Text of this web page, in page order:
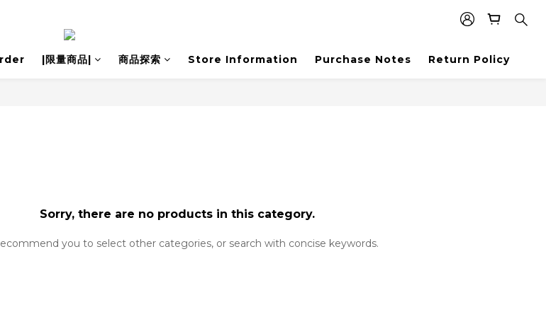
|限量商品| 商品探索 Store Information Purchase Notes Return Policy
Sorry, there are no products in this category.
you to select other categories, or search with concise keywords.